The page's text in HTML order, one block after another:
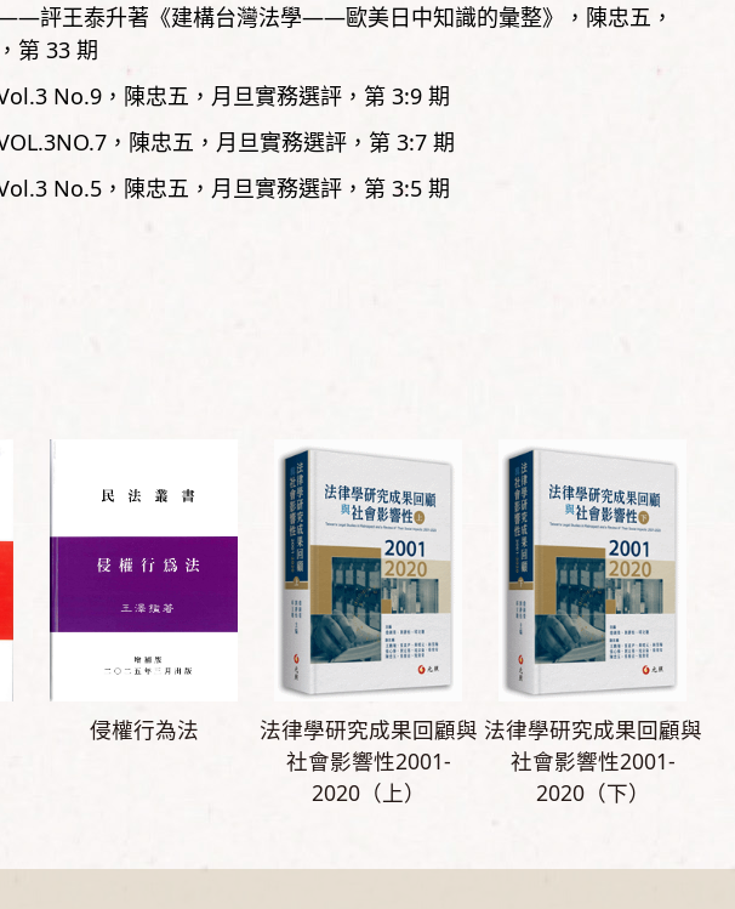
評王泰升著《建構台灣法學——歐美日中知識的彙整》
陳忠五
第 33 期
No.9
陳忠五 月旦實務選評， 第 3:9 期
陳忠五 月旦實務選評， 第 3:7 期
No.5
陳忠五 月旦實務選評， 第 3:5 期
侵權行為法
法律學研究成果回顧與
社會影響性2001-
2020（上）
法律學研究成果回顧與
社會影響性2001-
2020（下）